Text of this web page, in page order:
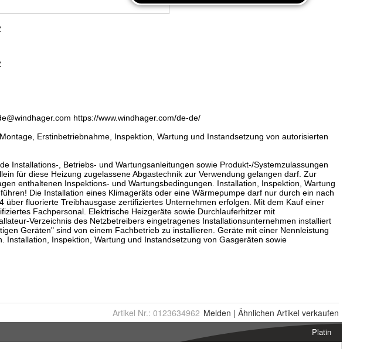
Artikel Nr.: 0123634962 Melden | Ähnlichen Artikel verkaufen
Platin